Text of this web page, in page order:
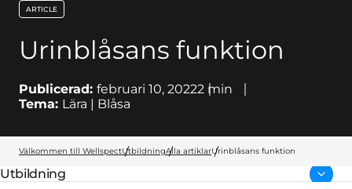
Urinblåsans funktion
key:global.content-type:
ARTICLE
Publicerad: februari 10, 20222 min
Tema: Lära | Blåsa
Välkommen till WellspectUtbildningAlla artiklarUrinblåsans funktion
Överordnad sida:
Utbildning